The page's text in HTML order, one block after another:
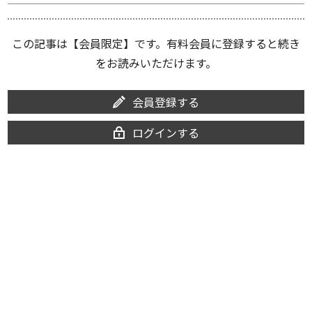
この記事は【会員限定】です。有料会員に登録すると続き
をお読みいただけます。
会員登録する
ログインする